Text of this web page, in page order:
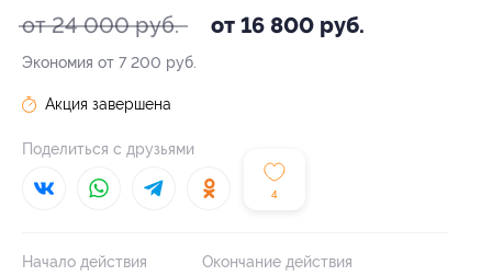
от 24 000 руб. от 16 800 руб.
Экономия от 7 200 руб.
4
Акция завершена
Поделиться с друзьями
Начало действия Окончание действия